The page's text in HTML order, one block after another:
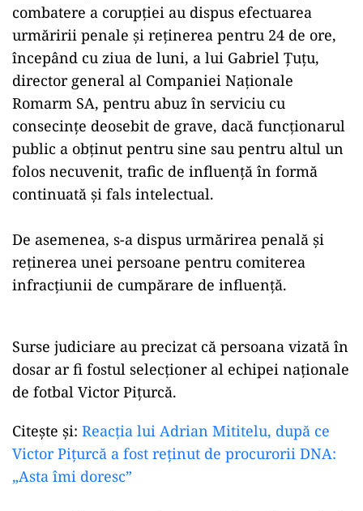
combatere a corupţiei au dispus efectuarea
urmăririi penale şi reţinerea pentru 24 de ore,
începând cu ziua de luni, a lui Gabriel Ţuţu,
director general al Companiei Naţionale
Romarm SA, pentru abuz în serviciu cu
consecinţe deosebit de grave, dacă funcţionarul
public a obţinut pentru sine sau pentru altul un
folos necuvenit, trafic de influenţă în formă
continuată şi fals intelectual.
De asemenea, s-a dispus urmărirea penală şi
reţinerea unei persoane pentru comiterea
infracţiunii de cumpărare de influenţă.
Surse judiciare au precizat că persoana vizată în
dosar ar fi fostul selecţioner al echipei naţionale
de fotbal Victor Piţurcă.
Citește și: Reacția lui Adrian Mititelu, după ce
Victor Pițurcă a fost reținut de procurorii DNA:
„Asta îmi doresc”